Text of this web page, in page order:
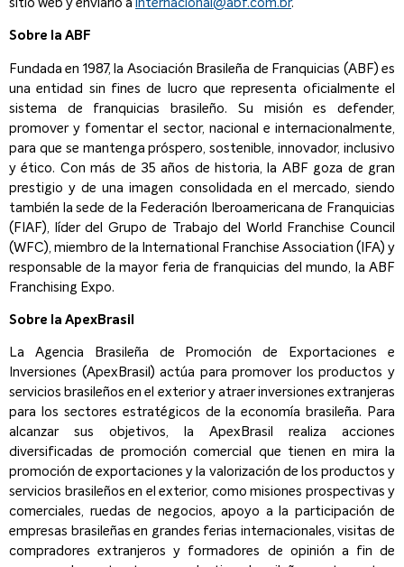
sitio web y enviarlo a internacional@abf.com.br.
Sobre la ABF
Fundada en 1987, la Asociación Brasileña de Franquicias (ABF) es
una entidad sin fines de lucro que representa oficialmente el
sistema de franquicias brasileño. Su misión es defender,
promover y fomentar el sector, nacional e internacionalmente,
para que se mantenga próspero, sostenible, innovador, inclusivo
y ético. Con más de 35 años de historia, la ABF goza de gran
prestigio y de una imagen consolidada en el mercado, siendo
también la sede de la Federación Iberoamericana de Franquicias
(FIAF), líder del Grupo de Trabajo del World Franchise Council
(WFC), miembro de la International Franchise Association (IFA) y
responsable de la mayor feria de franquicias del mundo, la ABF
Franchising Expo.
Sobre la ApexBrasil
La Agencia Brasileña de Promoción de Exportaciones e
Inversiones (ApexBrasil) actúa para promover los productos y
servicios brasileños en el exterior y atraer inversiones extranjeras
para los sectores estratégicos de la economía brasileña. Para
alcanzar sus objetivos, la ApexBrasil realiza acciones
diversificadas de promoción comercial que tienen en mira la
promoción de exportaciones y la valorización de los productos y
servicios brasileños en el exterior, como misiones prospectivas y
comerciales, ruedas de negocios, apoyo a la participación de
empresas brasileñas en grandes ferias internacionales, visitas de
compradores extranjeros y formadores de opinión a fin de